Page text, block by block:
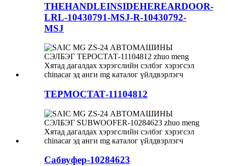
THEHANDLEINSIDEHEREARDOOR-
LRL-10430791-MSJ-R-10430792-
MSJ
ТЕРМОСТАТ-11104812
Сабвуфер-10284623